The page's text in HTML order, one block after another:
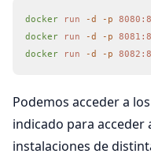
docker run -d -p
docker run -d -p
docker run -d -p
Podemos acceder a
indicado para acceder
instalaciones de